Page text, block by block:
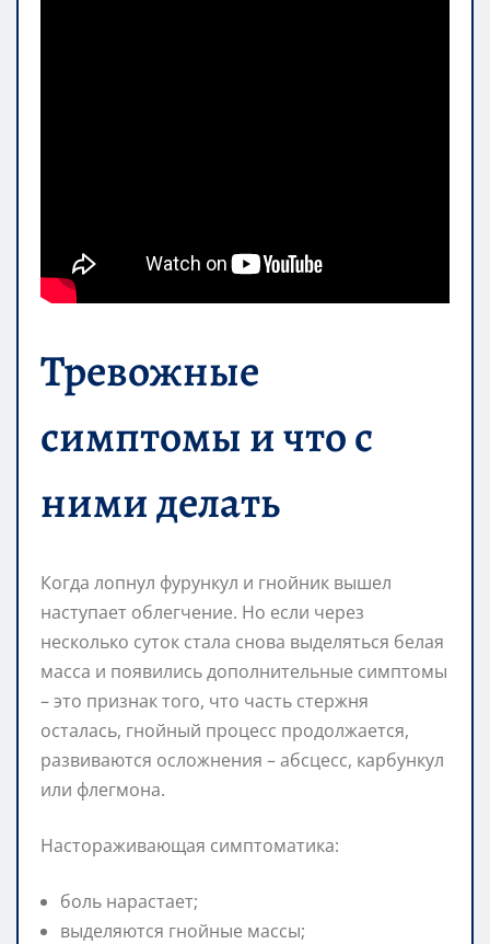
Тревожные
симптомы и что с
ними делать
Когда лопнул фурункул и гнойник вышел
наступает облегчение. Но если через
несколько суток стала снова выделяться белая
масса и появились дополнительные симптомы
– это признак того, что часть стержня
осталась, гнойный процесс продолжается,
развиваются осложнения – абсцесс, карбункул
или флегмона.
Настораживающая симптоматика:
боль нарастает;
выделяются гнойные массы;